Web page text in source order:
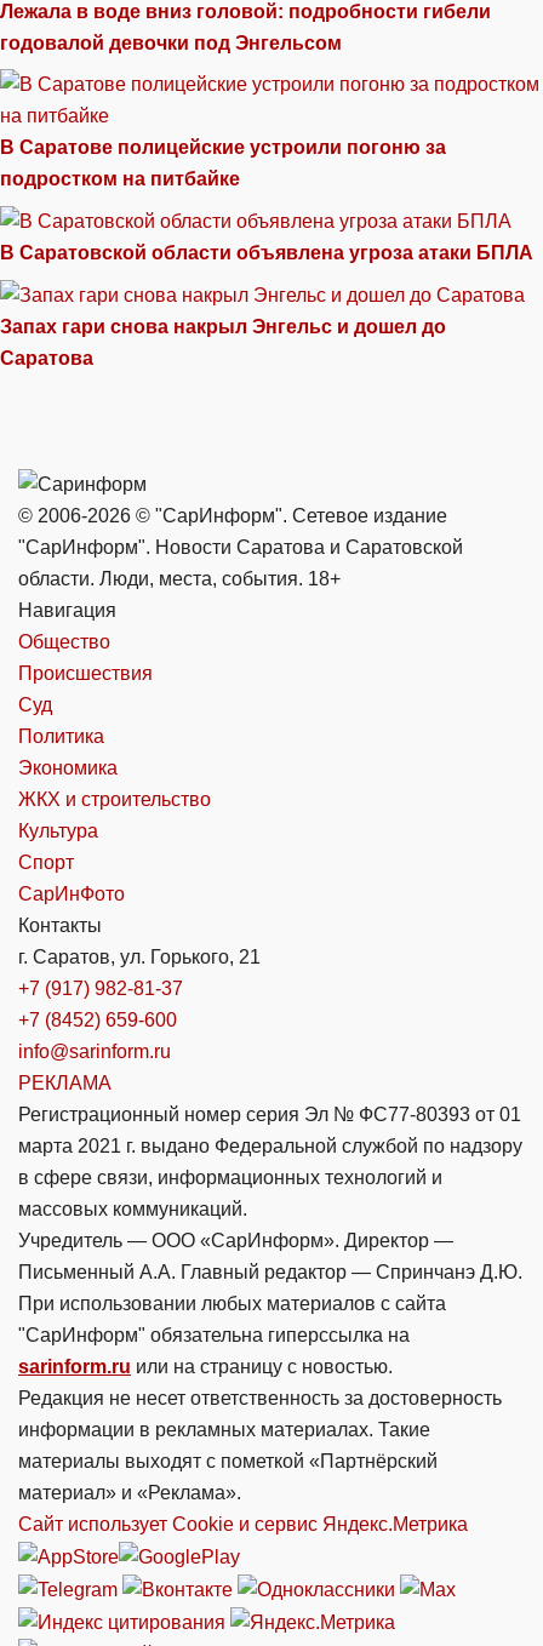
Лежала в воде вниз головой: подробности гибели
годовалой девочки под Энгельсом
В Саратове полицейские устроили погоню за
подростком на питбайке
В Саратовской области объявлена угроза атаки БПЛА
Запах гари снова накрыл Энгельс и дошел до
Саратова
© 2006-2026 © "СарИнформ". Сетевое издание
"СарИнформ". Новости Саратова и Саратовской
области. Люди, места, события. 18+
Навигация
Общество
Происшествия
Суд
Политика
Экономика
ЖКХ и строительство
Культура
Спорт
СарИнФото
Контакты
г. Саратов, ул. Горького, 21
+7 (917) 982-81-37
+7 (8452) 659-600
info@sarinform.ru
РЕКЛАМА
Регистрационный номер серия Эл № ФС77-80393 от 01
марта 2021 г. выдано Федеральной службой по надзору
в сфере связи, информационных технологий и
массовых коммуникаций.
Учредитель — ООО «СарИнформ». Директор —
Письменный А.А. Главный редактор — Спринчанэ Д.Ю.
При использовании любых материалов с сайта
"СарИнформ" обязательна гиперссылка на
sarinform.ru или на страницу с новостью.
Редакция не несет ответственность за достоверность
информации в рекламных материалах. Такие
материалы выходят с пометкой «Партнёрский
материал» и «Реклама».
Сайт использует Cookie и сервиc Яндекс.Метрика